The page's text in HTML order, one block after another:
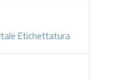
Etichettatura